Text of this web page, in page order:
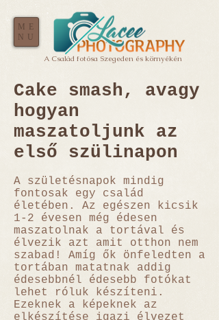
A Család fotósa Szegeden és környékén
ME
NU
Cake smash, avagy
hogyan
maszatoljunk az
első szülinapon
A születésnapok mindig
fontosak egy család
életében. Az egészen kicsik
1-2 évesen még édesen
maszatolnak a tortával és
élvezik azt amit otthon nem
szabad! Amíg ők önfeledten a
tortában matatnak addig
édesebbnél édesebb fotókat
lehet róluk készíteni.
Ezeknek a képeknek az
elkészítése igazi élvezet